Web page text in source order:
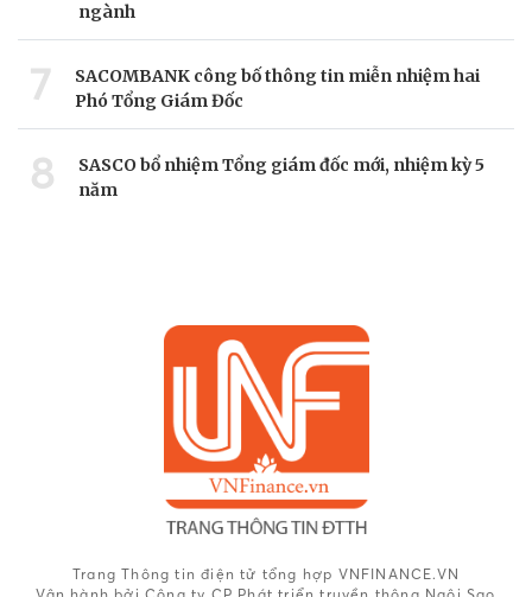
ngành
7
SACOMBANK công bố thông tin miễn nhiệm hai
Phó Tổng Giám Đốc
8
SASCO bổ nhiệm Tổng giám đốc mới, nhiệm kỳ 5
năm
Trang Thông tin điện tử tổng hợp VNFINANCE.VN